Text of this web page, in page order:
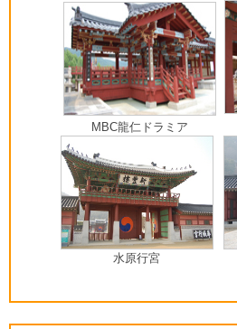
MBC龍仁ドラミア
水原行宮